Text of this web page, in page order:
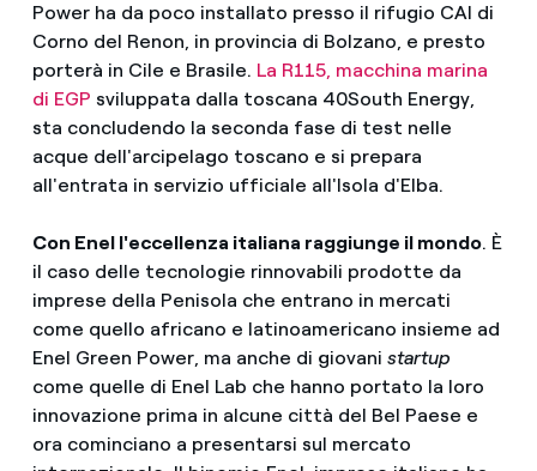
Power ha da poco installato presso il rifugio CAI di
Corno del Renon, in provincia di Bolzano, e presto
porterà in Cile e Brasile. La R115, macchina marina
di EGP sviluppata dalla toscana 40South Energy,
sta concludendo la seconda fase di test nelle
acque dell'arcipelago toscano e si prepara
all'entrata in servizio ufficiale all'Isola d'Elba.
Con Enel l'eccellenza italiana raggiunge il mondo. È
il caso delle tecnologie rinnovabili prodotte da
imprese della Penisola che entrano in mercati
come quello africano e latinoamericano insieme ad
Enel Green Power, ma anche di giovani startup
come quelle di Enel Lab che hanno portato la loro
innovazione prima in alcune città del Bel Paese e
ora cominciano a presentarsi sul mercato